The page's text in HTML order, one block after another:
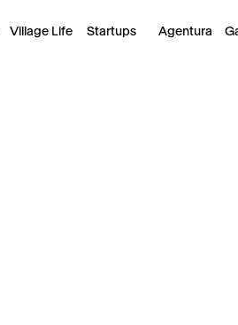
Village Life Startups Agentura